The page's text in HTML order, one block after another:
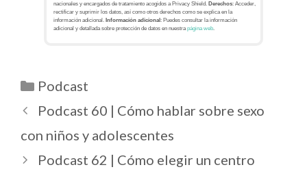
nacionales y encargados de tratamiento acogidos a Privacy Shield. Derechos: Acceder,
rectificar y suprimir los datos, así como otros derechos como se explica en la
información adicional. Información adicional: Puedes consultar la información
adicional y detallada sobre protección de datos en nuestrapágina web.
Podcast
Podcast 60 | Cómo hablar sobre sexo
con niños y adolescentes
Podcast 62 | Cómo elegir un centro